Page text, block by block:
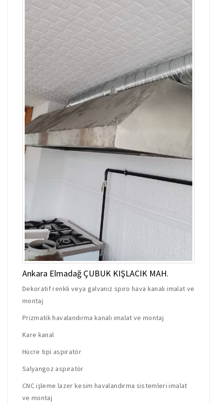
Ankara Elmadağ ÇUBUK KIŞLACIK MAH.
Dekoratif renkli veya galvaniz spiro hava kanalı imalat ve
montaj
Prizmatik havalandırma kanalı imalat ve montaj
Kare kanal
Hücre tipi aspiratör
Salyangoz aspiratör
CNC işleme lazer kesim havalandırma sistemleri imalat
ve montaj